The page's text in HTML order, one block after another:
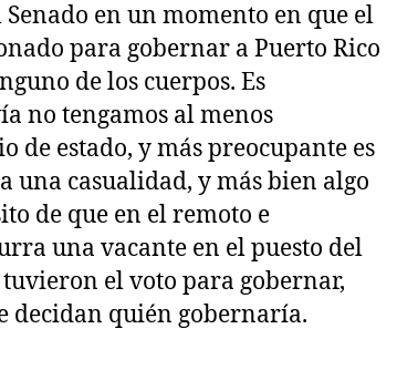
en un momento en que el
para gobernar a Puerto Rico
de los cuerpos. Es
no tengamos al menos
de estado, y más preocupante es
una casualidad, y más bien algo
de que en el remoto e
una vacante en el puesto del
el voto para gobernar,
decidan quién gobernaría.